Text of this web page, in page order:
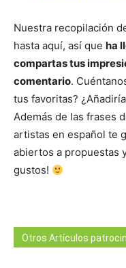
Nuestra recopilación
hasta aquí, así que ha
compartas tus
comentario.
tus favoritas?
Además de las frases
artistas en español te
abiertos a propuestas
gustos!
Otros Artículos